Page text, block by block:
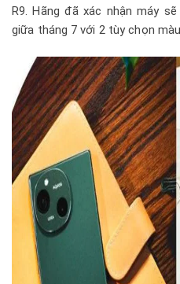
R9. Hãng đã xác nhận máy
giữa tháng 7 với 2 tùy chọn